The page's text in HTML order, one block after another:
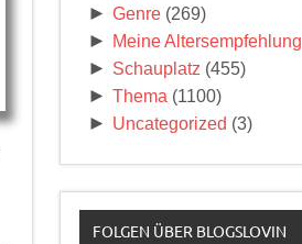
► Genre (269)
► Meine Altersempfehlung
► Schauplatz (455)
► Thema (1100)
► Uncategorized (3)
FOLGEN ÜBER BLOGSLOVIN